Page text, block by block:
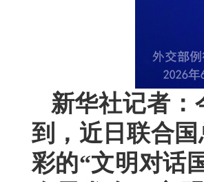
新华社记者：
到，近日联合
彩的“文明对话